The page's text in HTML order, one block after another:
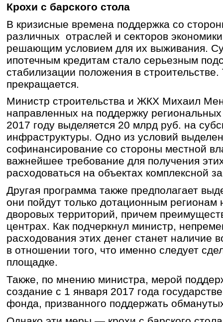
Крохи с барского стола
В кризисные времена поддержка со
различных отраслей и секторов
решающим условием для их выживания.
ипотечным кредитам стало серьезным
стабилизации положения в
прекращается.
Министр строительства и ЖКХ Михаил
направленных на поддержку
2017 году выделяется 20 млрд руб. на
инфраструктуры. Одно из условий
софинансирование со стороны местной
важнейшее требование для получения
расходоваться на объектах комплексной
Другая программа также предполагает
они пойдут только дотационным регионам
дворовых территорий, причем
центрах. Как подчеркнул министр,
расходования этих денег станет наличие
в отношении того, что именно следует
площадке.
Также, по мнению министра, мерой
создание с 1 января 2017 года
фонда, призванного поддержать